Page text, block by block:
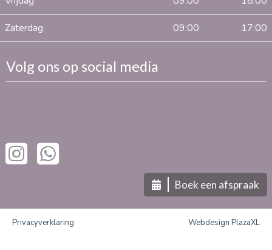
Zaterdag 09:00 17:00
Volg ons op social media
Boek een afspraak
Privacyverklaring Webdesign PlazaXL